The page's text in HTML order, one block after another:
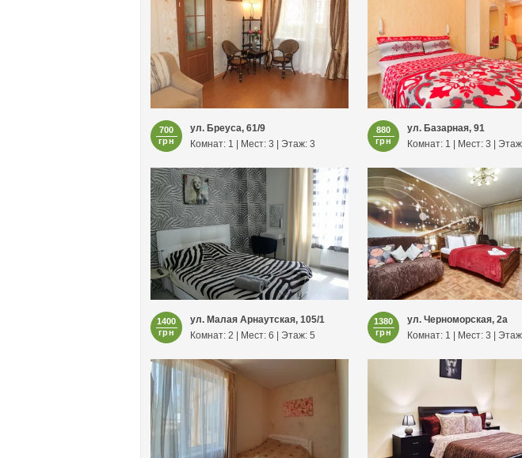
700
грн
ул. Бреуса, 61/9
Комнат: 1 | Мест: 3 | Этаж: 3
880
грн
ул. Базарная, 91
Комнат: 1 | Мест: 3 |
1400
грн
ул. Малая Арнаутская, 105/1
Комнат: 2 | Мест: 6 | Этаж: 5
1380
грн
ул. Черноморская, 2а
Комнат: 1 | Мест: 3 |